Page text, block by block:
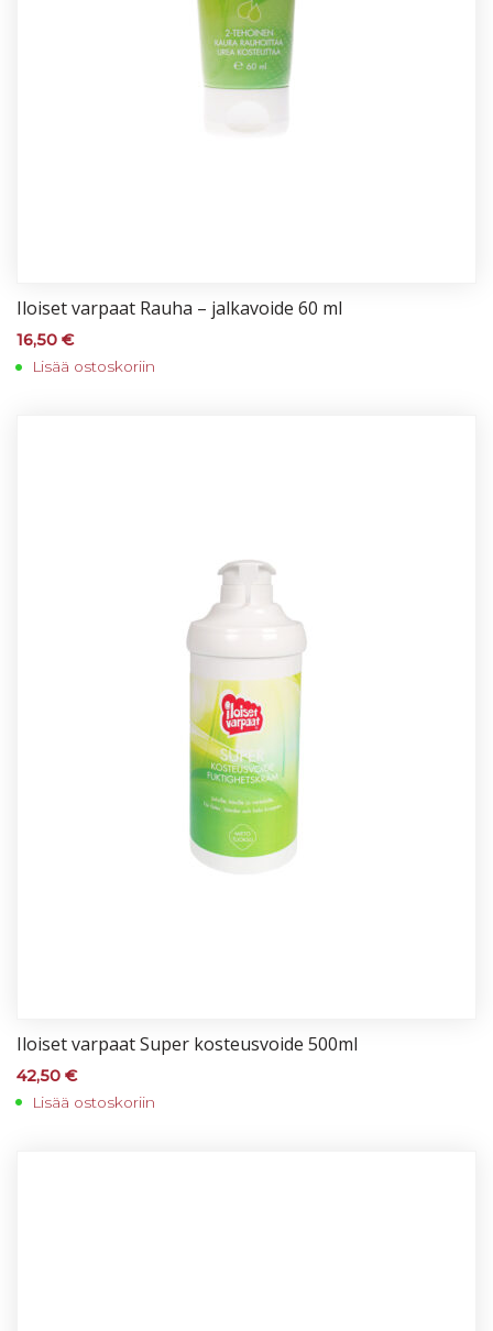
Iloi­set var­paat Rau­ha – jal­ka­voi­de 60 ml
16,50 €
Lisää ostoskoriin
Iloi­set var­paat Su­per kos­teus­voi­de 500ml
42,50 €
Lisää ostoskoriin